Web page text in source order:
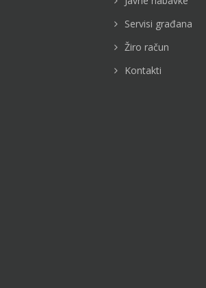
Servisi građana
Žiro račun
Kontakti